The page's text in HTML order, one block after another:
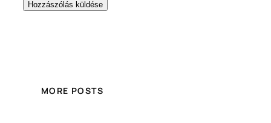
MORE POSTS